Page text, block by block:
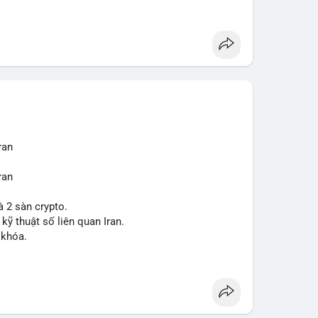
này? Hãy cùng theo dõi các phân tích chuyên
2 sàn crypto.
thuật số liên quan Iran.